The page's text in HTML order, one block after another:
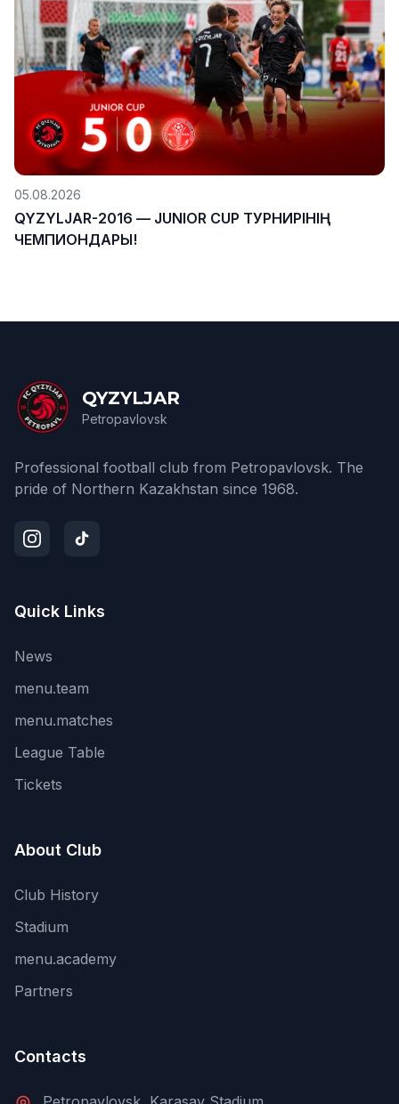
05.08.2026
QYZYLJAR-2016 — JUNIOR CUP ТУРНИРІНІҢ
ЧЕМПИОНДАРЫ!
QYZYLJAR
Petropavlovsk
Professional football club from Petropavlovsk. The
pride of Northern Kazakhstan since 1968.
Quick Links
News
menu.team
menu.matches
League Table
Tickets
About Club
Club History
Stadium
menu.academy
Partners
Contacts